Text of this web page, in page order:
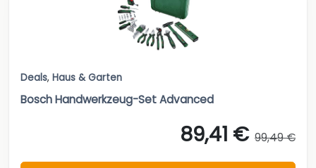
Deals, Haus & Garten
Bosch Handwerkzeug-Set Advanced
89,41 € 99,49 €